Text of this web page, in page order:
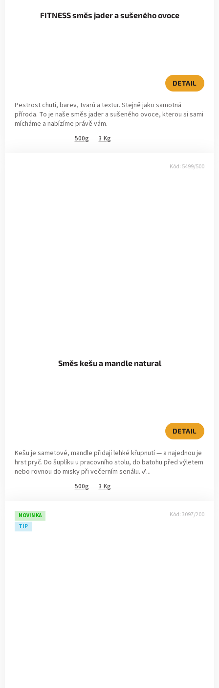
FITNESS směs jader a sušeného ovoce
DETAIL
Pestrost chutí, barev, tvarů a textur. Stejně jako samotná
příroda. To je naše směs jader a sušeného ovoce, kterou si sami
mícháme a nabízíme právě vám.
500g 3 Kg
Směs kešu a mandle natural
DETAIL
Kešu je sametové, mandle přidají lehké křupnutí — a najednou je
hrst pryč. Do šuplíku u pracovního stolu, do batohu před výletem
nebo rovnou do misky při večerním seriálu. ✔...
500g 3 Kg
Kód: 5499/500
NOVINKA
TIP
Kód:3097/200